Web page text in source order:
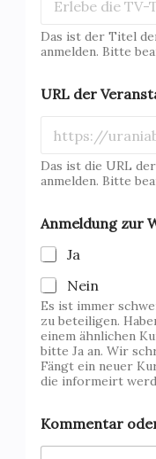
Das ist der Titel
anmelden. Bitte
URL der
Das ist die URL
anmelden. Bitte
u
r
*
z
u
r
Anmeldung zur
Ja
Nein
Es ist immer
zu beteiligen.
einem ähnlichen
bitte Ja an. Wir
Fängt ein neuer
die informeirt
Kommentar